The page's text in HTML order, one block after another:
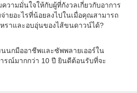
วามมั่นใจให้กับผู้ที่กังวลเกี่ยวกับอาการ
ายอะไรที่น้อยลงไปในเมื่อคุณสามารถ
ราและอบอุ่นของไส้ขนดาวน์ได้?
นกมืออาชีพและซัพพลายเออร์ใน
รณ์มากกว่า 10 ปี ยินดีต้อนรับที่จะ